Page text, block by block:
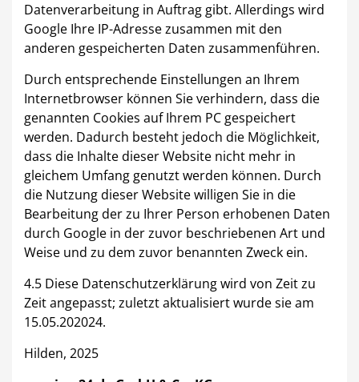
Datenverarbeitung in Auftrag gibt. Allerdings wird
Google Ihre IP-Adresse zusammen mit den
anderen gespeicherten Daten zusammenführen.
Durch entsprechende Einstellungen an Ihrem
Internetbrowser können Sie verhindern, dass die
genannten Cookies auf Ihrem PC gespeichert
werden. Dadurch besteht jedoch die Möglichkeit,
dass die Inhalte dieser Website nicht mehr in
gleichem Umfang genutzt werden können. Durch
die Nutzung dieser Website willigen Sie in die
Bearbeitung der zu Ihrer Person erhobenen Daten
durch Google in der zuvor beschriebenen Art und
Weise und zu dem zuvor benannten Zweck ein.
4.5 Diese Datenschutzerklärung wird von Zeit zu
Zeit angepasst; zuletzt aktualisiert wurde sie am
15.05.202024.
Hilden, 2025